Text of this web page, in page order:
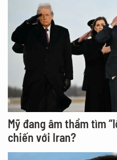
Mỹ đang âm thầm tìm
chiến với Iran?